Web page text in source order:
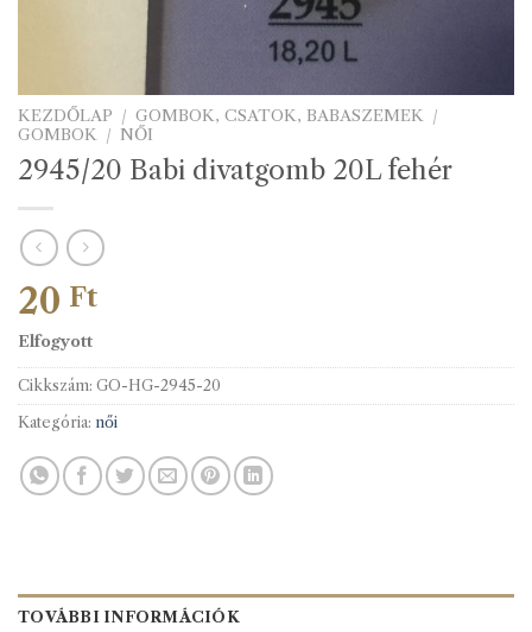
KEZDŐLAP / GOMBOK, CSATOK, BABASZEMEK /
GOMBOK / NŐI
2945/20 Babi divatgomb 20L fehér
20 Ft
Elfogyott
Cikkszám: GO-HG-2945-20
Kategória: női
TOVÁBBI INFORMÁCIÓK